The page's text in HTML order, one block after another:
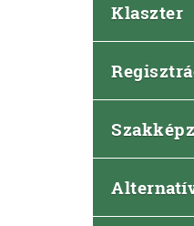
Klaszter